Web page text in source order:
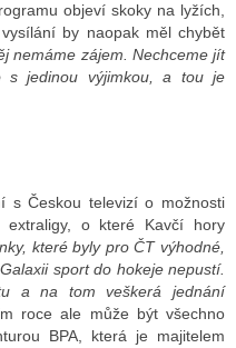
objeví skoky na lyžích,
by naopak měl chybět
nemáme zájem. Nechceme jít
s jedinou výjimkou, a tou je
s Českou televizí o možnosti
extraligy, o které Kavčí hory
které byly pro ČT výhodné,
sport do hokeje nepustí.
a na tom veškerá jednání
roce ale může být všechno
BPA, která je majitelem